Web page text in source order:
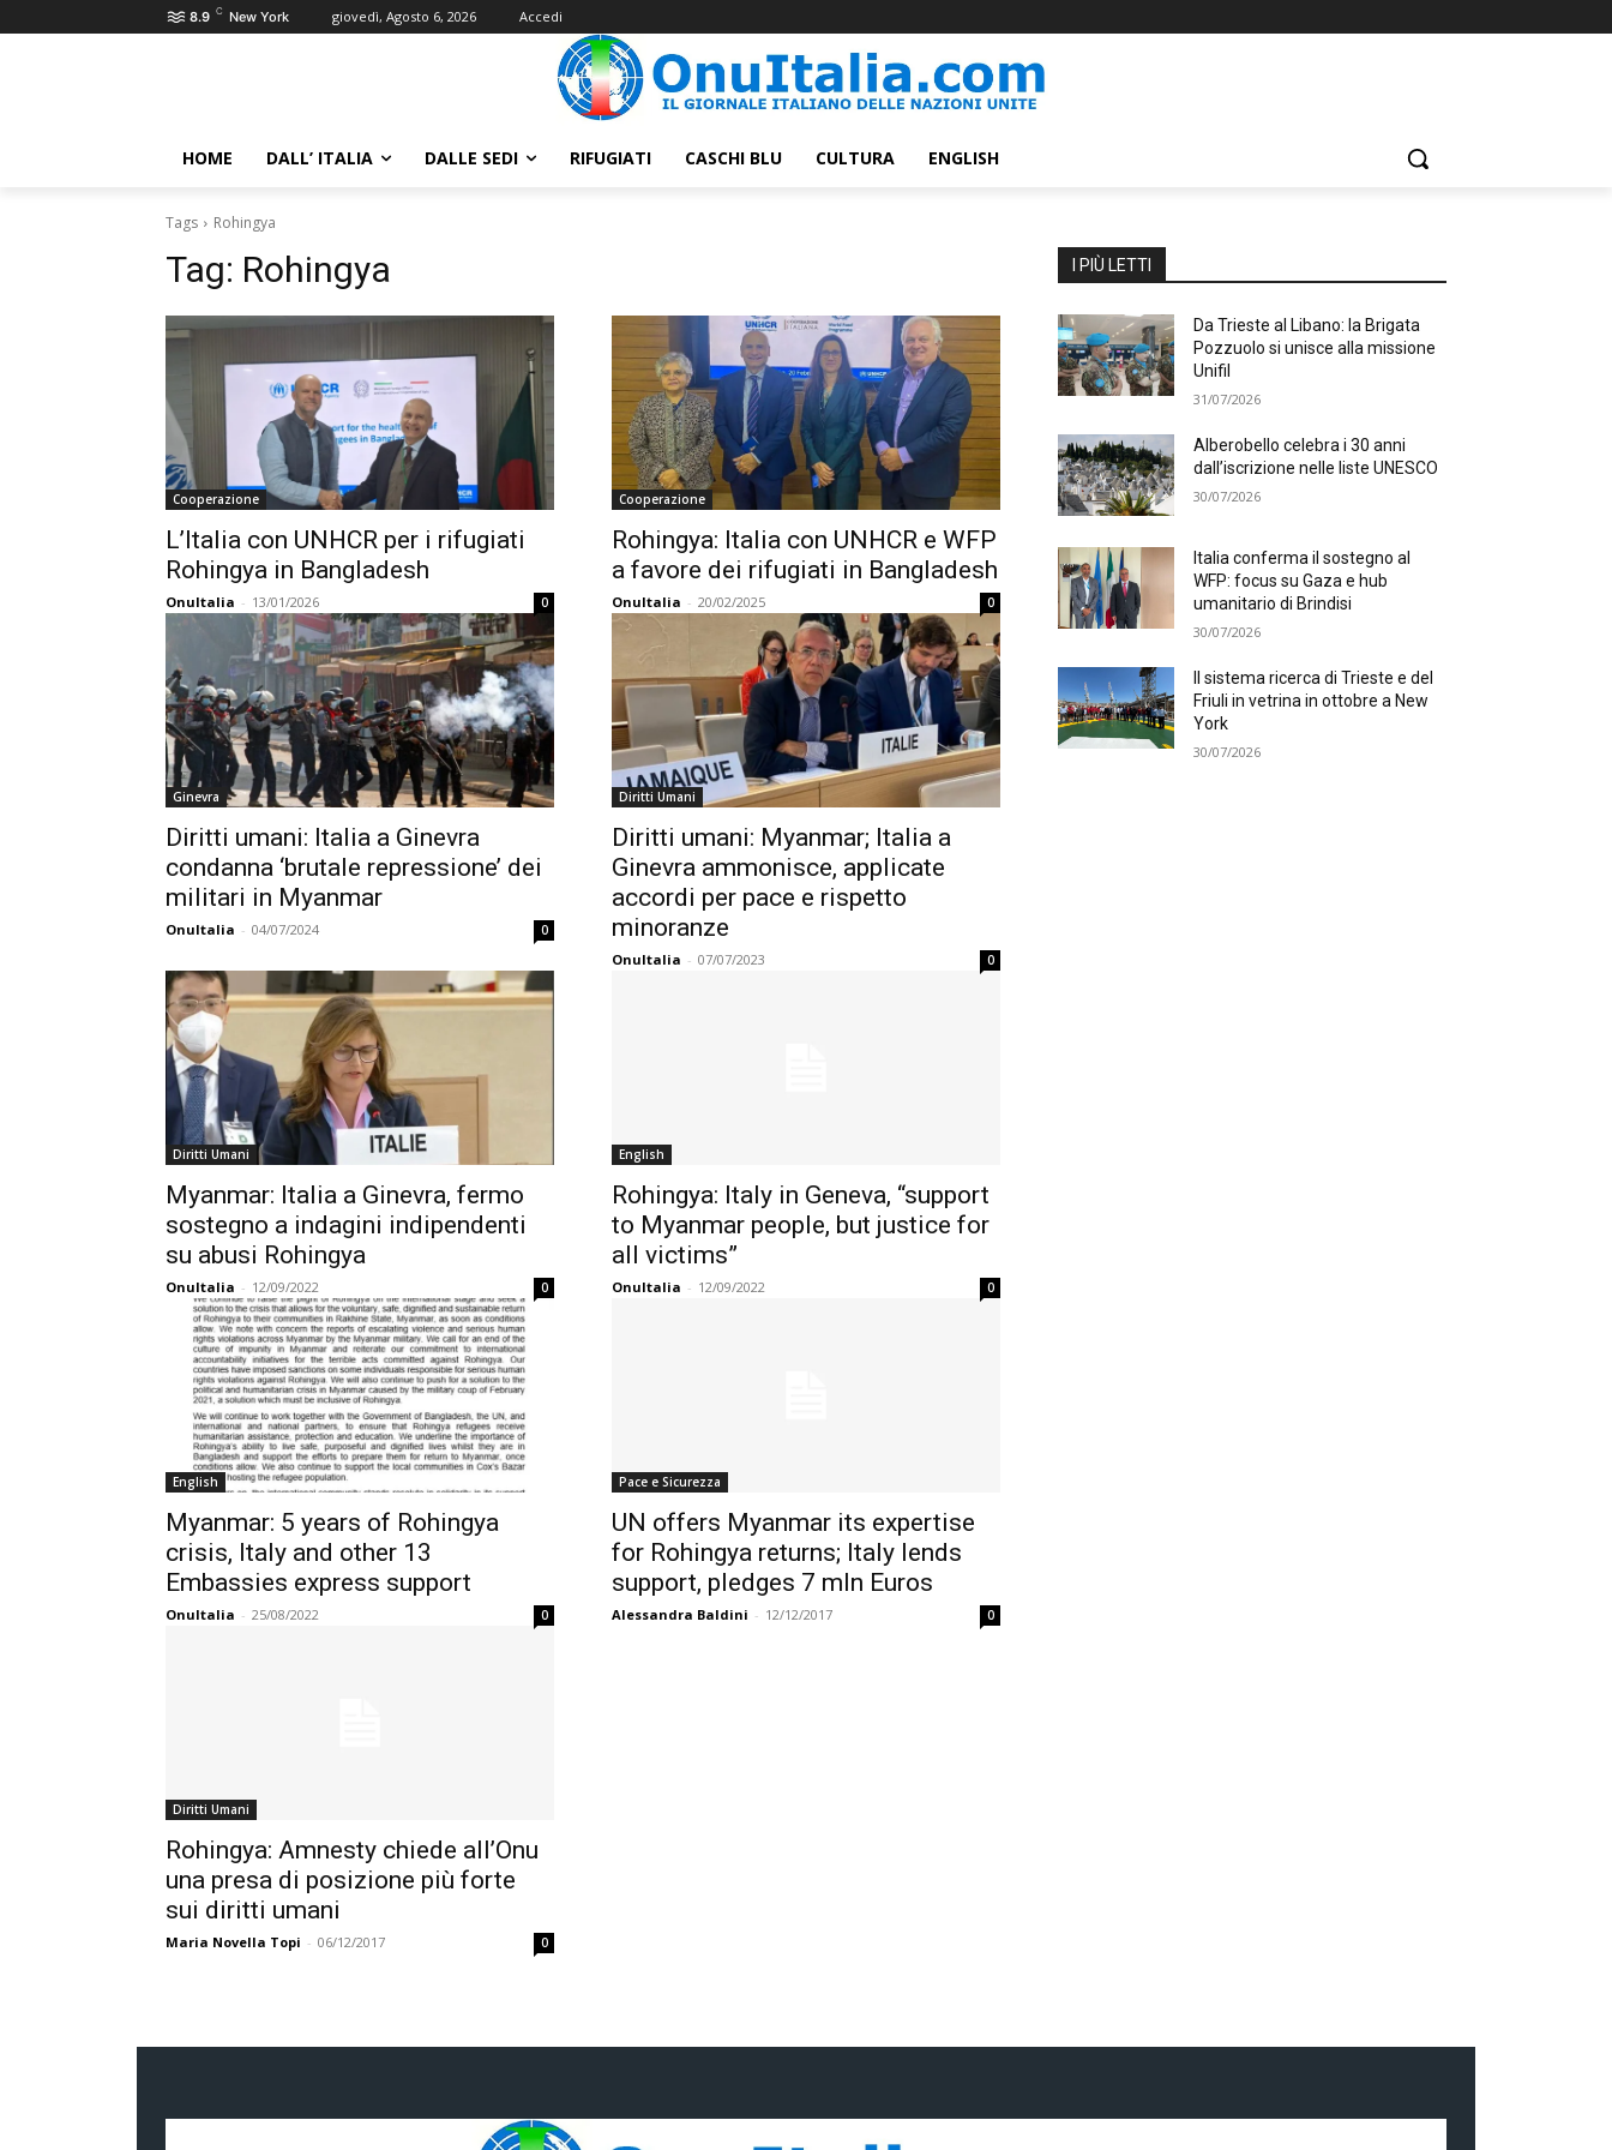
8.9 C New York giovedì, Agosto 6, 2026 Accedi
HOME DALL’ ITALIA DALLE SEDI RIFUGIATI CASCHI BLU CULTURA ENGLISH
Tags Rohingya
Tag: Rohingya
Cooperazione
L’Italia con UNHCR per i rifugiati
Rohingya in Bangladesh
OnuItalia - 13/01/2026 0
Cooperazione
Rohingya: Italia con UNHCR e WFP
a favore dei rifugiati in Bangladesh
OnuItalia - 20/02/2025 0
Ginevra
Diritti umani: Italia a Ginevra
condanna ‘brutale repressione’ dei
militari in Myanmar
OnuItalia - 04/07/2024 0
Diritti Umani
Diritti umani: Myanmar; Italia a
Ginevra ammonisce, applicate
accordi per pace e rispetto
minoranze
OnuItalia - 07/07/2023 0
Diritti Umani
Myanmar: Italia a Ginevra, fermo
sostegno a indagini indipendenti
su abusi Rohingya
OnuItalia - 12/09/2022 0
English
Rohingya: Italy in Geneva, “support
to Myanmar people, but justice for
all victims”
OnuItalia - 12/09/2022 0
English
Myanmar: 5 years of Rohingya
crisis, Italy and other 13
Embassies express support
OnuItalia - 25/08/2022 0
Pace e Sicurezza
UN offers Myanmar its expertise
for Rohingya returns; Italy lends
support, pledges 7 mln Euros
Alessandra Baldini - 12/12/2017 0
Diritti Umani
Rohingya: Amnesty chiede all’Onu
una presa di posizione più forte
sui diritti umani
Maria Novella Topi - 06/12/2017 0
I PIÙ LETTI
Da Trieste al Libano: la Brigata
Pozzuolo si unisce alla missione
Unifil
31/07/2026
Alberobello celebra i 30 anni
dall’iscrizione nelle liste UNESCO
30/07/2026
Italia conferma il sostegno al
WFP: focus su Gaza e hub
umanitario di Brindisi
30/07/2026
Il sistema ricerca di Trieste e del
Friuli in vetrina in ottobre a New
York
30/07/2026